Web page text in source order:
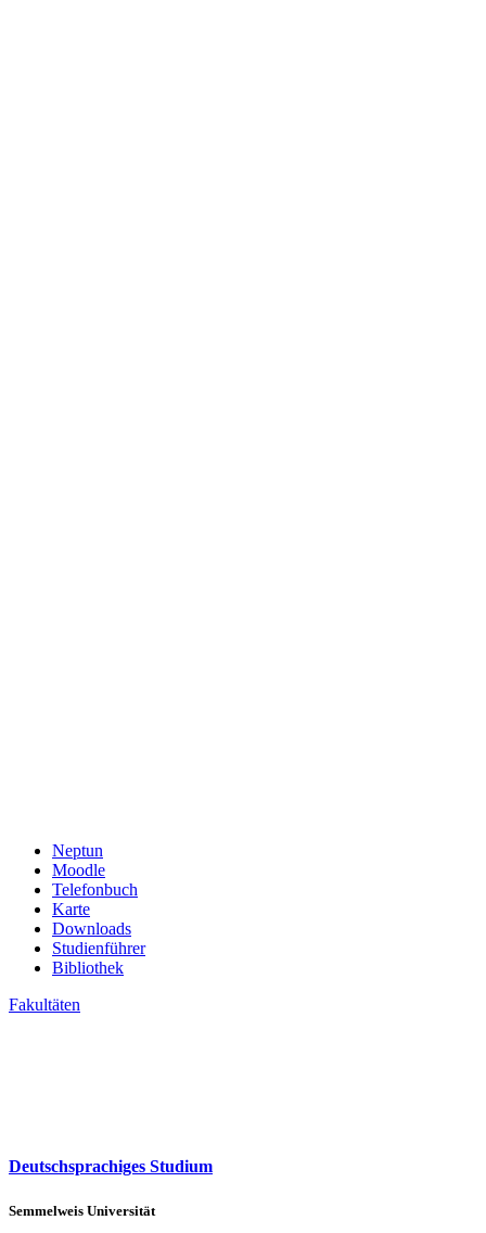
Neptun
Moodle
Telefonbuch
Karte
Downloads
Studienführer
Bibliothek
Fakultäten
Deutschsprachiges Studium
Semmelweis Universität